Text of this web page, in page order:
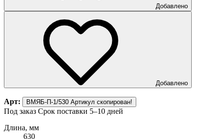
Добавлено
Добавлено
Арт: ВМЯБ-П-1/530 Артикул скопирован!
Под заказ Срок поставки 5–10 дней
Длина, мм
630